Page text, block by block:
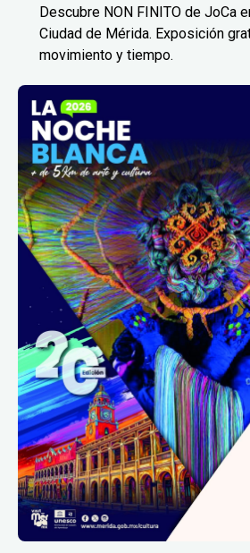
Descubre NON FINITO de JoCa
Ciudad de Mérida. Exposición
movimiento y tiempo.